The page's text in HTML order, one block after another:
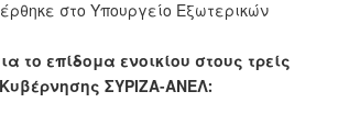
στο Υπουργείο Εξωτερικών
το επίδομα ενοικίου στους τρείς
ΣΥΡΙΖΑ-ΑΝΕΛ: